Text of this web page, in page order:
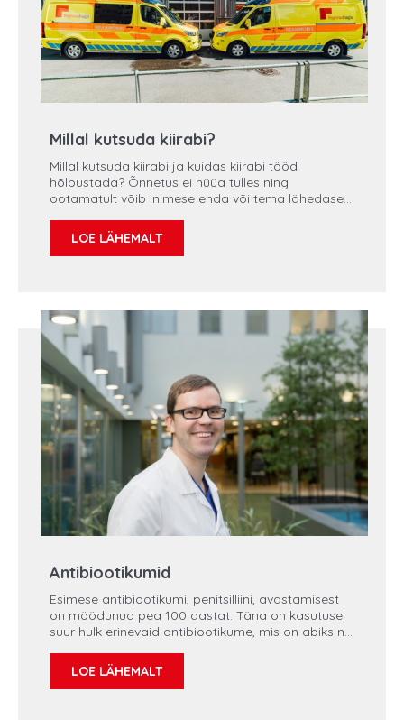
Millal kutsuda kiirabi?
Millal kutsuda kiirabi ja kuidas kiirabi tööd
hõlbustada? Õnnetus ei hüüa tulles ning
ootamatult võib inimese enda või tema lähedase
aga raske hinnata, kas kannatanut saaks ravida
koduste vahenditega, ise haiglasse transportida
Läätsega, kes annab soovitusi, kuidas muuta
kiirabimeeskonna töö võimalikult lihtsaks.
LOE LÄHEMALT
Antibiootikumid
Esimese antibiootikumi, penitsilliini, avastamisest
on möödunud pea 100 aastat. Täna on kasutusel
suur hulk erinevaid antibiootikume, mis on abiks nii
laialdase kasutusega on tekkinud ka tõsine
probleem: antibiootikumresistentsus. Aasta
LOE LÄHEMALT